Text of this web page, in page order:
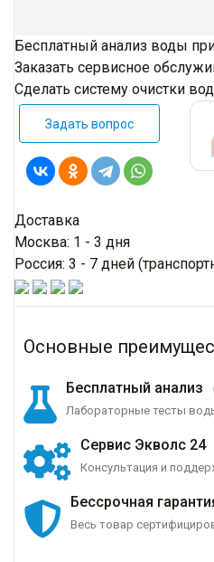
Бесплатный анализ воды
Заказать сервисное
Сделать систему очистки
Задать вопрос
Доставка
Москва: 1 - 3 дня
Россия: 3 - 7 дней
Основные
Бесплатный анализ
Лабораторные тесты
Сервис Экволс 24
Консультация и
Бессрочная
Весь товар